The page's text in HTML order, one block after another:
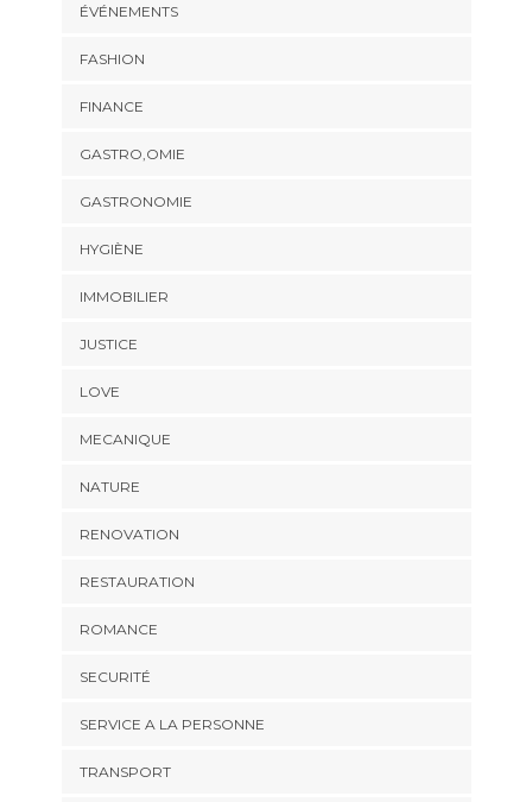
ÉVÉNEMENTS
FASHION
FINANCE
GASTRO,OMIE
GASTRONOMIE
HYGIÈNE
IMMOBILIER
JUSTICE
LOVE
MECANIQUE
NATURE
RENOVATION
RESTAURATION
ROMANCE
SECURITÉ
SERVICE A LA PERSONNE
TRANSPORT